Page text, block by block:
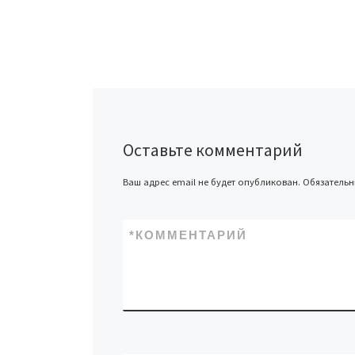
Оставьте комментарий
Ваш адрес email не будет опубликован.
КОММЕНТАРИЙ
*